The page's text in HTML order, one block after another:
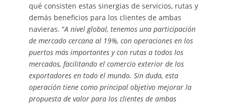
qué consisten estas sinergias de servicios, rutas y
demás beneficios para los clientes de ambas
navieras. “A nivel global, tenemos una participación
de mercado cercana al 19%, con operaciones en los
puertos más importantes y con rutas a todos los
mercados, facilitando el comercio exterior de los
exportadores en todo el mundo. Sin duda, esta
operación tiene como principal objetivo mejorar la
propuesta de valor para los clientes de ambas